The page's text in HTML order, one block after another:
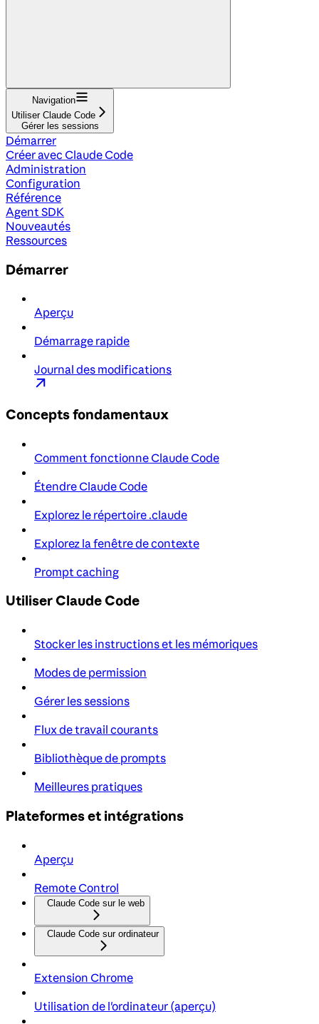
Navigation
Utiliser Claude Code
Gérer les sessions
Démarrer
Créer avec Claude Code
Administration
Configuration
Référence
Agent SDK
Nouveautés
Ressources
Démarrer
Aperçu
Démarrage rapide
Journal des modifications
Concepts fondamentaux
Comment fonctionne Claude Code
Étendre Claude Code
Explorez le répertoire .claude
Explorez la fenêtre de contexte
Prompt caching
Utiliser Claude Code
Stocker les instructions et les mémoriques
Modes de permission
Gérer les sessions
Flux de travail courants
Bibliothèque de prompts
Meilleures pratiques
Plateformes et intégrations
Aperçu
Remote Control
Claude Code sur le web
Claude Code sur ordinateur
Extension Chrome
Utilisation de l'ordinateur (aperçu)